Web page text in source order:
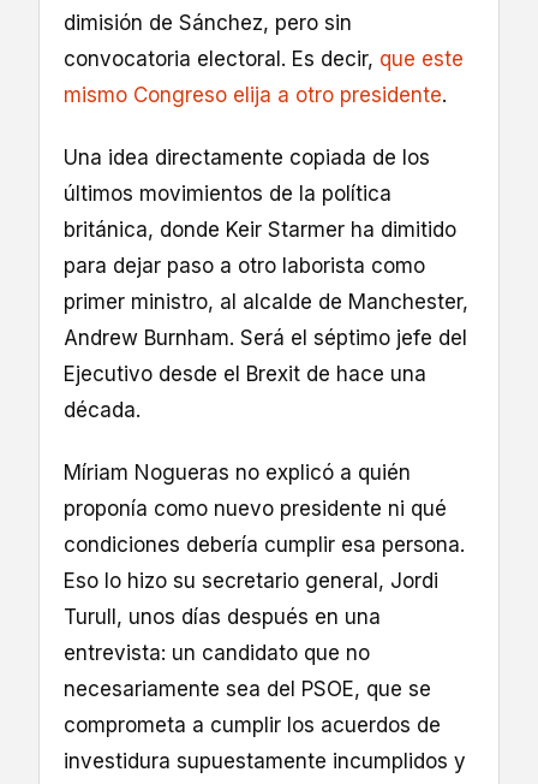
dimisión de Sánchez, pero sin
convocatoria electoral. Es decir, que este
mismo Congreso elija a otro presidente.
Una idea directamente copiada de los
últimos movimientos de la política
británica, donde Keir Starmer ha dimitido
para dejar paso a otro laborista como
primer ministro, al alcalde de Manchester,
Andrew Burnham. Será el séptimo jefe del
Ejecutivo desde el Brexit de hace una
década.
Míriam Nogueras no explicó a quién
proponía como nuevo presidente ni qué
condiciones debería cumplir esa persona.
Eso lo hizo su secretario general, Jordi
Turull, unos días después en una
entrevista: un candidato que no
necesariamente sea del PSOE, que se
comprometa a cumplir los acuerdos de
investidura supuestamente incumplidos y